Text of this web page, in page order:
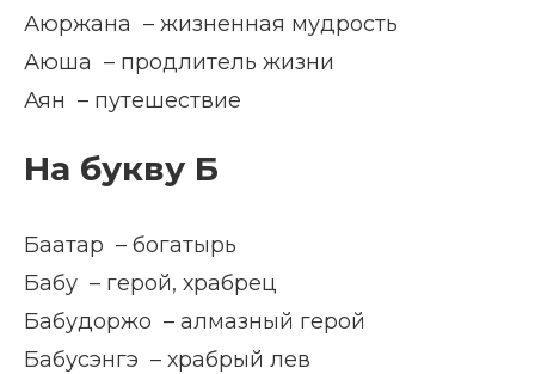
Аюржана – жизненная мудрость
Аюша – продлитель жизни
Аян – путешествие
На букву Б
Баатар – богатырь
Бабу – герой, храбрец
Бабудоржо – алмазный герой
Бабусэнгэ – храбрый лев